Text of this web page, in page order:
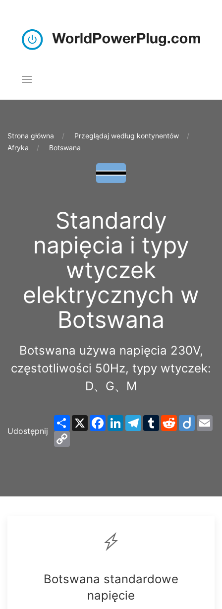
Strona główna
Przeglądaj według kontynentów
Afryka
Botswana
Standardy
napięcia i typy
wtyczek
elektrycznych w
Botswana
Botswana używa napięcia 230V,
częstotliwości 50Hz, typy wtyczek:
D、G、M
Udostępnij
ShareX Facebook
LinkedInTelegram
TumblrRedditDiigo
Botswana standardowe
napięcie